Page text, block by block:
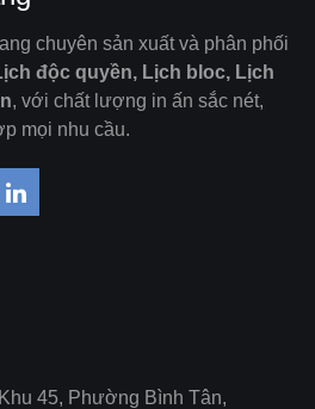
chuyên sản xuất và phân phối
độc quyền, Lịch bloc, Lịch
, với chất lượng in ấn sắc nét,
mọi nhu cầu.
45, Phường Bình Tân,